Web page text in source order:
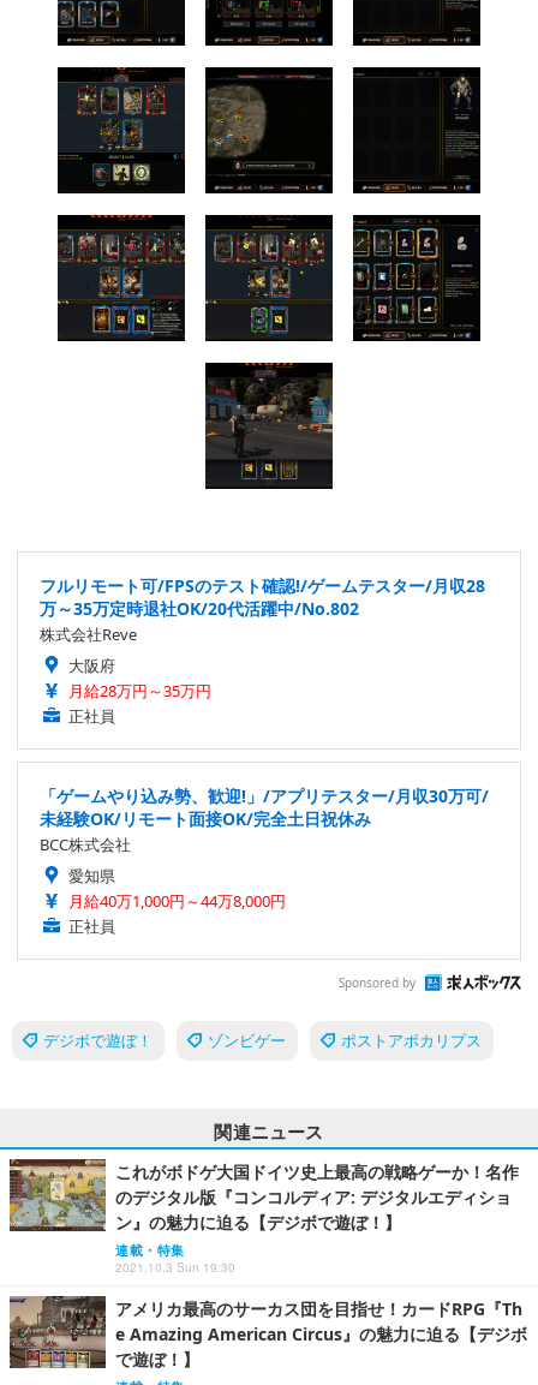
フルリモート可/FPSのテスト確認!/ゲームテスター/月収28
万～35万定時退社OK/20代活躍中/No.802
株式会社Reve
大阪府
月給28万円～35万円
正社員
「ゲームやり込み勢、歓迎!」/アプリテスター/月収30万可/
未経験OK/リモート面接OK/完全土日祝休み
BCC株式会社
愛知県
月給40万1,000円～44万8,000円
正社員
Sponsored by
デジボで遊ぼ！ ゾンビゲー ポストアポカリプス
関連ニュース
これがボドゲ大国ドイツ史上最高の戦略ゲーか！名作
のデジタル版『コンコルディア: デジタルエディショ
ン』の魅力に迫る【デジボで遊ぼ！】
連載・特集
2021.10.3 Sun 19:30
アメリカ最高のサーカス団を目指せ！カードRPG『Th
e Amazing American Circus』の魅力に迫る【デジボ
で遊ぼ！】